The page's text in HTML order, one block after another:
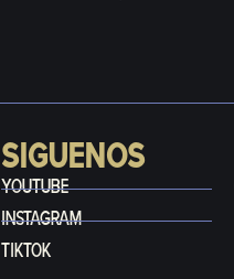
SIGUENOS
YOUTUBE
INSTAGRAM
TIKTOK